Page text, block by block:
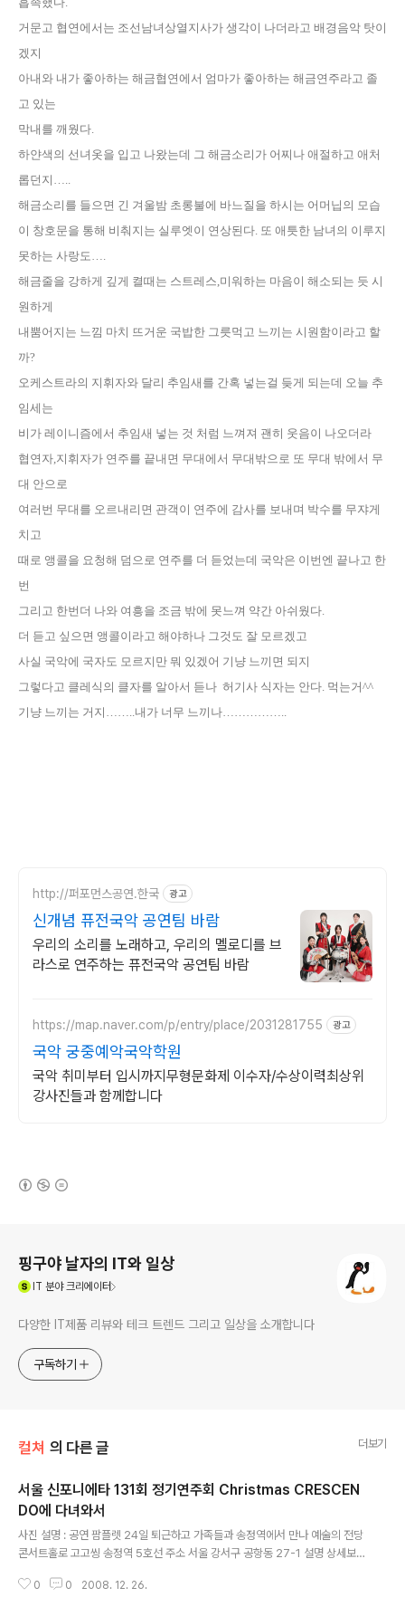
거문고 협연에서는 조선남녀상열지사가 생각이 나더라고 배경음악 탓이
겠지
아내와 내가 좋아하는 해금협연에서 엄마가 좋아하는 해금연주라고 졸
고 있는
막내를 깨웠다.
하얀색의 선녀옷을 입고 나왔는데 그 해금소리가 어찌나 애절하고 애처
롭던지 …..
해금소리를 들으면 긴 겨울밤 초롱불에 바느질을 하시는 어머닙의 모습
이 창호문을 통해 비춰지는 실루엣이 연상된다. 또 애틋한 남녀의 이루지
못하는 사랑도….
해금줄을 강하게 깊게 켤때는 스트레스,미워하는 마음이 해소되는 듯 시
원하게
내뿜어지는 느낌 마치 뜨거운 국밥한 그릇먹고 느끼는 시원함이라고 할
까?
오케스트라의 지휘자와 달리 추임새를 간혹 넣는걸 듲게 되는데 오늘 추
임세는
비가 레이니즘에서 추임새 넣는 것 처럼 느껴져 괜히 웃음이 나오더라
협연자,지휘자가 연주를 끝내면 무대에서 무대밖으로 또 무대 밖에서 무
대 안으로
여러번 무대를 오르내리면 관객이 연주에 감사를 보내며 박수를 무쟈게
치고
때로 앵콜을 요청해 덤으로 연주를 더 듣었는데 국악은 이번엔 끝나고 한
번
그리고 한번더 나와 여흥을 조금 밖에 못느껴 약간 아쉬웠다.
더 듣고 싶으면 앵콜이라고 해야하나 그것도 잘 모르겠고
사실 국악에 국자도 모르지만 뭐 있겠어 기냥 느끼면 되지
그렇다고 클레식의 클자를 알아서 듣나 허기사 식자는 안다. 먹는거^^
기냥 느끼는 거지 ……..내가 너무 느끼나……………..
http://퍼포먼스공연.한국 광고
신개념 퓨전국악 공연팀 바람
우리의 소리를 노래하고, 우리의 멜로디를 브
라스로 연주하는 퓨전국악 공연팀 바람
https://map.naver.com/p/entry/place/2031281755 광고
국악 궁중예악국악학원
국악 취미부터 입시까지무형문화제 이수자/수상이력최상위
강사진들과 함께합니다
핑구야 날자의 IT와 일상
IT 분야 크리에이터
다양한 IT제품 리뷰와 테크 트렌드 그리고 일상을 소개합니다
구독하기
컬쳐 의 다른 글 더보기
서울 신포니에타 131회 정기연주회 Christmas CRESCEN
DO에 다녀와서
사진 설명 : 공연 팜플렛 24일 퇴근하고 가족들과 송정역에서 만나 예술의 전당
콘서트홀로 고고씽 송정역 5호선 주소 서울 강서구 공항동 27-1 설명 상세보
대 문화가 살아 숨쉬는 예술의전당이 세계속에 우리를 당당하게... 상세보기 이
0 0 2008. 12. 26.